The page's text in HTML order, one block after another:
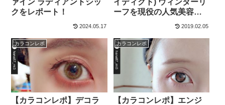
ァイン ラディアントシッ
クをレポート！
2024.05.17
イディクト) ウィンターリ
ーフを現役の人気美容師
がカラコンレポ！着画あ
2019.02.05
カラコンレポ
【カラコンレポ】デコラ
カラコンレポ
【カラコンレポ】エンジ